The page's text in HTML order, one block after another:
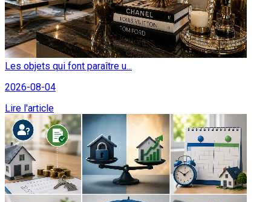
Les objets qui font paraître u...
2026-08-04
Lire l'article